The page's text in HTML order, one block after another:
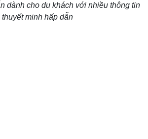
dành cho du khách với nhiều thông tin
thuyết minh hấp dẫn